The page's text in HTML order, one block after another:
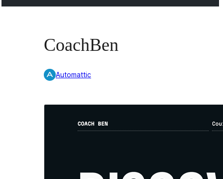
CoachBen
Automattic